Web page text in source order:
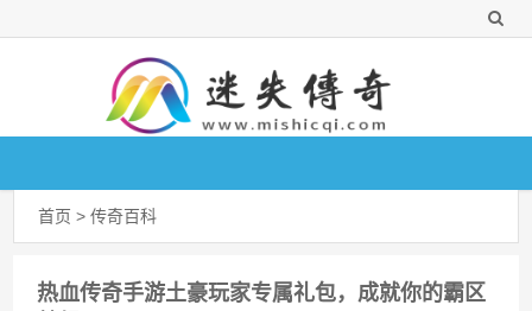
首页 >传奇百科
热血传奇手游土豪玩家专属礼包，成就你的霸区